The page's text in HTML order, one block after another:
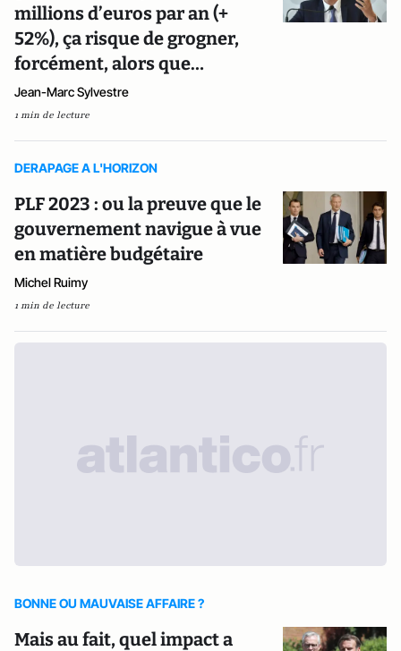
millions d’euros par an (+
52%), ça risque de grogner,
forcément, alors que…
Jean-Marc Sylvestre
1 min de lecture
DERAPAGE A L'HORIZON
PLF 2023 : ou la preuve que le
gouvernement navigue à vue
en matière budgétaire
Michel Ruimy
1 min de lecture
BONNE OU MAUVAISE AFFAIRE ?
Mais au fait, quel impact a